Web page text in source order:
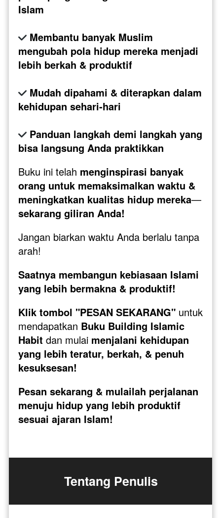
Islam
Membantu banyak Muslim
mengubah pola hidup mereka menjadi
lebih berkah & produktif
Mudah dipahami & diterapkan dalam
kehidupan sehari-hari
Panduan langkah demi langkah yang
bisa langsung Anda praktikkan
Buku ini telah menginspirasi banyak
orang untuk memaksimalkan waktu &
meningkatkan kualitas hidup mereka—
sekarang giliran Anda!
Jangan biarkan waktu Anda berlalu tanpa
arah!
Saatnya membangun kebiasaan Islami
yang lebih bermakna & produktif!
Klik tombol "PESAN SEKARANG" untuk
mendapatkan Buku Building Islamic
Habit dan mulai menjalani kehidupan
yang lebih teratur, berkah, & penuh
kesuksesan!
Pesan sekarang & mulailah perjalanan
menuju hidup yang lebih produktif
sesuai ajaran Islam!
Tentang Penulis